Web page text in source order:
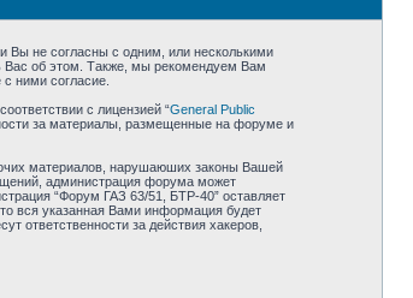
не согласны с одним, или несколькими
Вас об этом. Также, мы рекомендуем Вам
ними согласие.
с лицензией “General Public
за материалы, размещенные на форуме и
материалов, нарушаюших законы Вашей
администрация форума может
“Форум ГАЗ 63/51, БТР-40” оставляет
вся указанная Вами информация будет
ответственности за действия хакеров,